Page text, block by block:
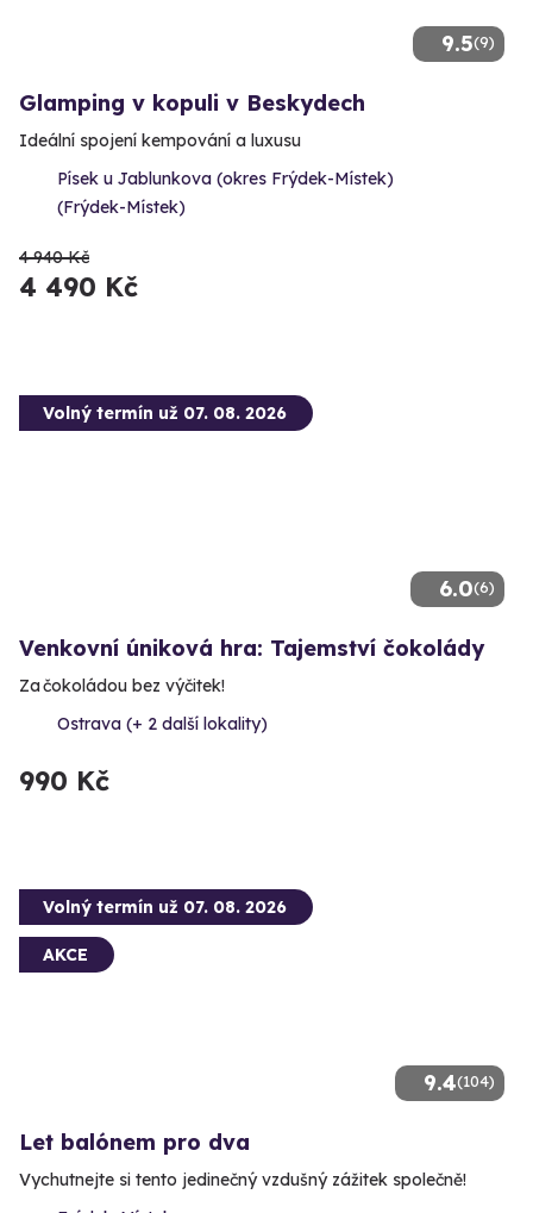
9.5(9)
Glamping v kopuli v Beskydech
Ideální spojení kempování a luxusu
Písek u Jablunkova (okres Frýdek-Místek)
(Frýdek-Místek)
4 940 Kč
4 490 Kč
6.0(6)
Volný termín už 07. 08. 2026
Venkovní úniková hra: Tajemství čokolády
Za čokoládou bez výčitek!
Ostrava (+ 2 další lokality)
990 Kč
9.4(104)
Volný termín už 07. 08. 2026
AKCE
Let balónem pro dva
Vychutnejte si tento jedinečný vzdušný zážitek společně!